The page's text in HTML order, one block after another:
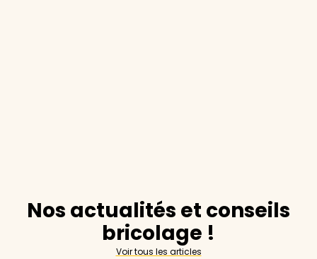
Nos actualités et conseils
bricolage !
Voir tous les articles